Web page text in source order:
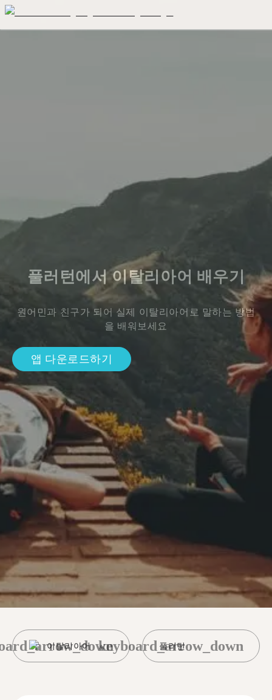
풀러턴에서 이탈리아어 배우기
원어민과 친구가 되어 실제 이탈리아어로 말하는 방법
을 배워보세요
앱 다운로드하기
이탈리아어 풀러턴
keyboard_arrow_down